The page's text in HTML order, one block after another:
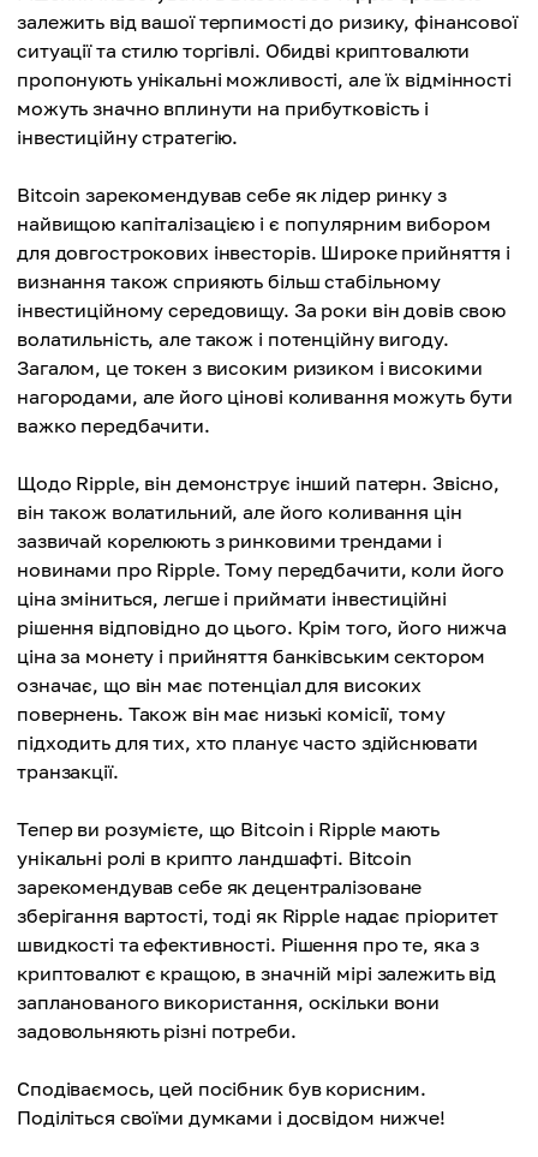
залежить від вашої терпимості до ризику, фінансової
ситуації та стилю торгівлі. Обидві криптовалюти
пропонують унікальні можливості, але їх відмінності
можуть значно вплинути на прибутковість і
інвестиційну стратегію.
Bitcoin зарекомендував себе як лідер ринку з
найвищою капіталізацією і є популярним вибором
для довгострокових інвесторів. Широке прийняття і
визнання також сприяють більш стабільному
інвестиційному середовищу. За роки він довів свою
волатильність, але також і потенційну вигоду.
Загалом, це токен з високим ризиком і високими
нагородами, але його цінові коливання можуть бути
важко передбачити.
Щодо Ripple, він демонструє інший патерн. Звісно,
він також волатильний, але його коливання цін
зазвичай корелюють з ринковими трендами і
новинами про Ripple. Тому передбачити, коли його
ціна зміниться, легше і приймати інвестиційні
рішення відповідно до цього. Крім того, його нижча
ціна за монету і прийняття банківським сектором
означає, що він має потенціал для високих
повернень. Також він має низькі комісії, тому
підходить для тих, хто планує часто здійснювати
транзакції.
Тепер ви розумієте, що Bitcoin і Ripple мають
унікальні ролі в крипто ландшафті. Bitcoin
зарекомендував себе як децентралізоване
зберігання вартості, тоді як Ripple надає пріоритет
швидкості та ефективності. Рішення про те, яка з
криптовалют є кращою, в значній мірі залежить від
запланованого використання, оскільки вони
задовольняють різні потреби.
Сподіваємось, цей посібник був корисним.
Поділіться своїми думками і досвідом нижче!